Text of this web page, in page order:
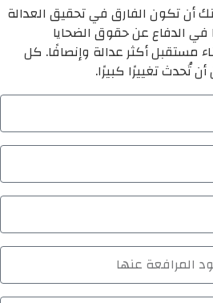
أن تكون الفارق في تحقيق العدالة
في الدفاع عن حقوق الضحايا
مستقبل أكثر عدالة وإنصافًا. كل
تُحدث تغييرًا كبيرًا.